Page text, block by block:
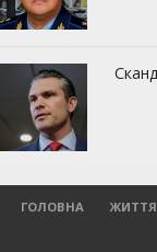
ГОЛОВНА ЖИТТЯ